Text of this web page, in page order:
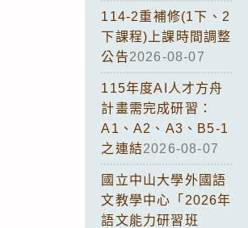
114-2重補修(1下、2
下課程)上課時間調整
公告2026-08-07
115年度AI人才方舟
計畫需完成研習：
A1、A2、A3、B5-1
之連結2026-08-07
國立中山大學外國語
文教學中心「2026年
語文能力研習班